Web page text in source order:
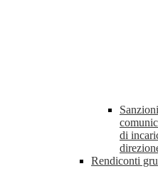
di
Rendiconti